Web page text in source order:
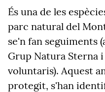
És una de les
parc natural del
se'n fan seguiments
Grup Natura Sterna
voluntaris). Aquest
protegit, s'han